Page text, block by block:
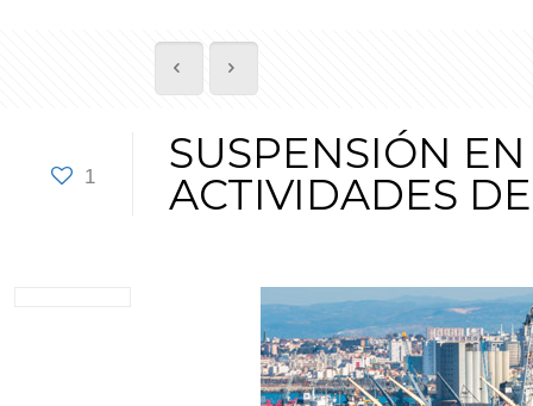
1
SUSPENSIÓN
ACTIVIDADES